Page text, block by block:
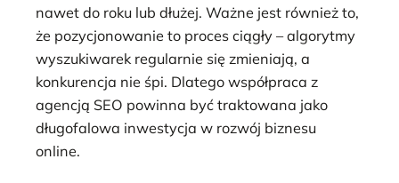
nawet do roku lub dłużej. Ważne jest również to,
że pozycjonowanie to proces ciągły – algorytmy
wyszukiwarek regularnie się zmieniają, a
konkurencja nie śpi. Dlatego współpraca z
agencją SEO powinna być traktowana jako
długofalowa inwestycja w rozwój biznesu
online.